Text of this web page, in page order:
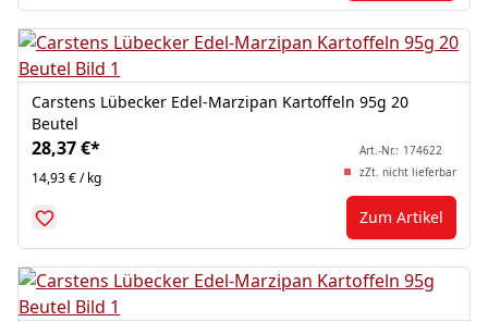
Carstens Lübecker Edel-Marzipan Kartoffeln 95g 20
Beutel
28,37 €*
14,93 € / kg
Art.-Nr.: 174622
zZt. nicht lieferbar
Zum Artikel